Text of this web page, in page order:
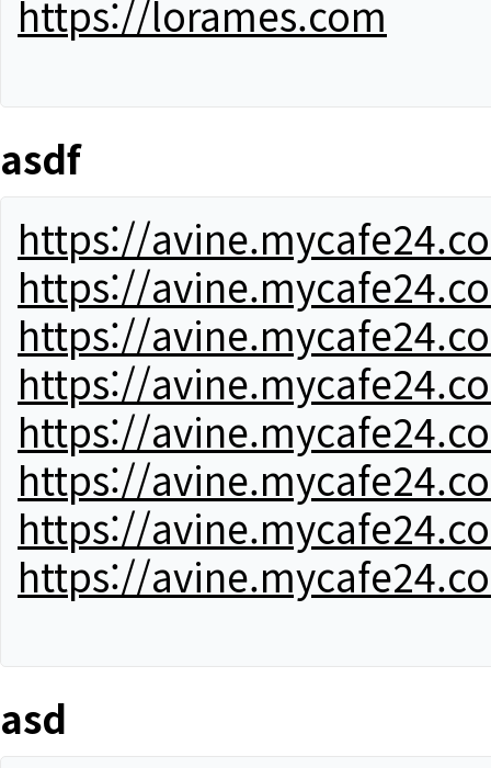
https://lorames.com
asdf
https://
https://
https://
https://
https://
https://
https://
https://
asd